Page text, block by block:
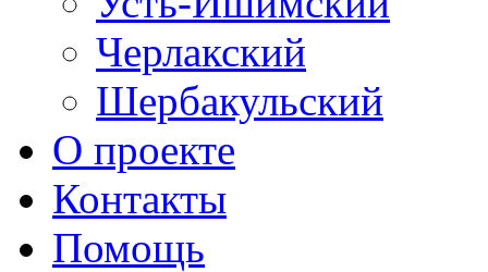
Черлакский
Шербакульский
О проекте
Контакты
Помощь